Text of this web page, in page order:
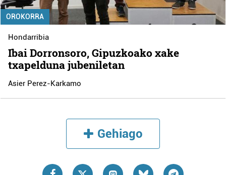
OROKORRA
Hondarribia
Ibai Dorronsoro, Gipuzkoako xake
txapelduna jubeniletan
Asier Perez-Karkamo
Gehiago